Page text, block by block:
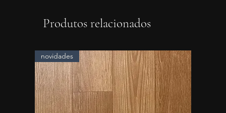
Produtos relacionados
novidades